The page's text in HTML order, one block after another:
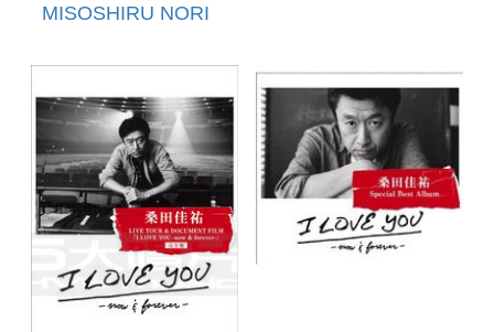
MISOSHIRU NORI
TAMAGOYAKI
FEAT.UMEBOSHI(日
本進口完全生產限定
盤A)